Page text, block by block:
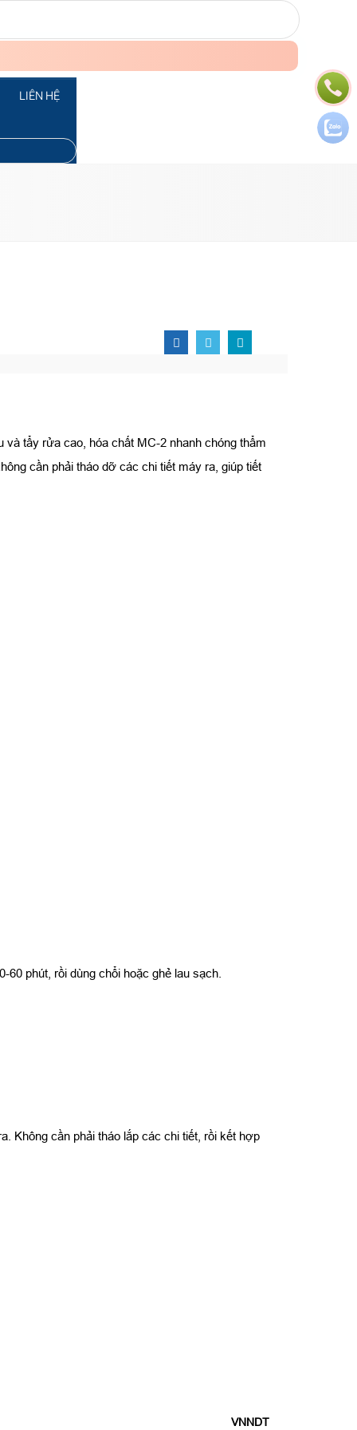
LIÊN HỆ
tẩy rửa cao, hóa chất MC-2 nhanh chóng thẩm
cần phải tháo dỡ các chi tiết máy ra, giúp tiết
phút, rồi dùng chổi hoặc ghẻ lau sạch.
Không cần phải tháo lắp các chi tiết, rồi kết hợp
VNNDT